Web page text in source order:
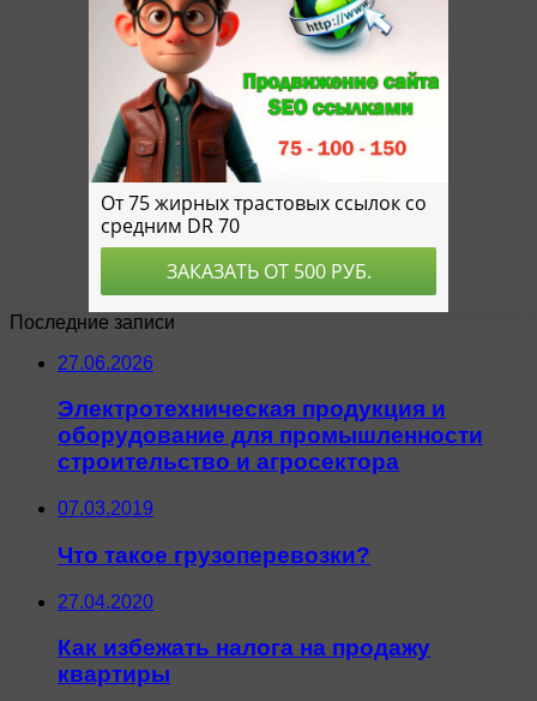
Последние записи
27.06.2026
Электротехническая продукция и
оборудование для промышленности
строительство и агросектора
07.03.2019
Что такое грузоперевозки?
27.04.2020
Как избежать налога на продажу
квартиры